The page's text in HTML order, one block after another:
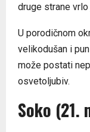
druge strane vrlo
U porodičnom
velikodušan i
može postati
osvetoljubiv.
Soko (21.